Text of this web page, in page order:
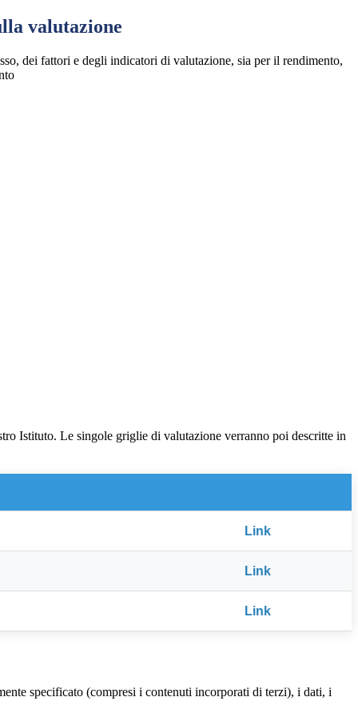
valutazione
dei fattori e degli indicatori di valutazione, sia per il rendimento,
Istituto. Le singole griglie di valutazione verranno poi descritte in
Link
Link
Link
specificato (compresi i contenuti incorporati di terzi), i dati, i